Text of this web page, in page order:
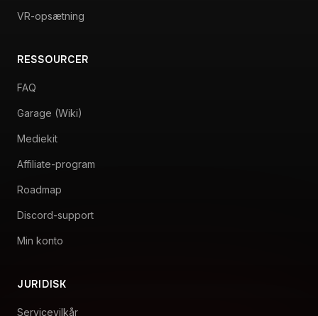
VR-opsætning
RESSOURCER
FAQ
Garage (Wiki)
Mediekit
Affiliate-program
Roadmap
Discord-support
Min konto
JURIDISK
Servicevilkår